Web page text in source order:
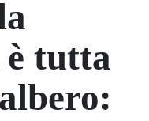
è tutta